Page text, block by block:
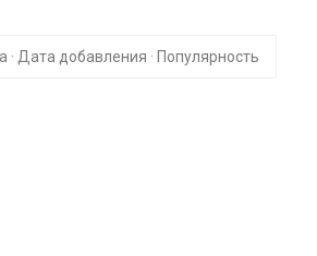
· Дата добавления · Популярность